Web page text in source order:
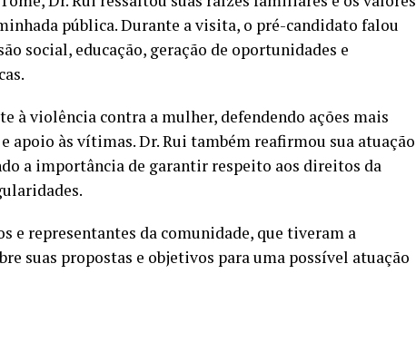
pública. Durante a visita, o pré-candidato falou
social, educação, geração de oportunidades e
à violência contra a mulher, defendendo ações mais
apoio às vítimas. Dr. Rui também reafirmou sua atuação
a importância de garantir respeito aos direitos da
e representantes da comunidade, que tiveram a
suas propostas e objetivos para uma possível atuação